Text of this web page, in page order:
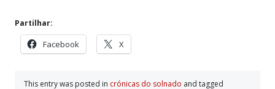
Partilhar:
Facebook X
This entry was posted in crónicas do solnado and tagged